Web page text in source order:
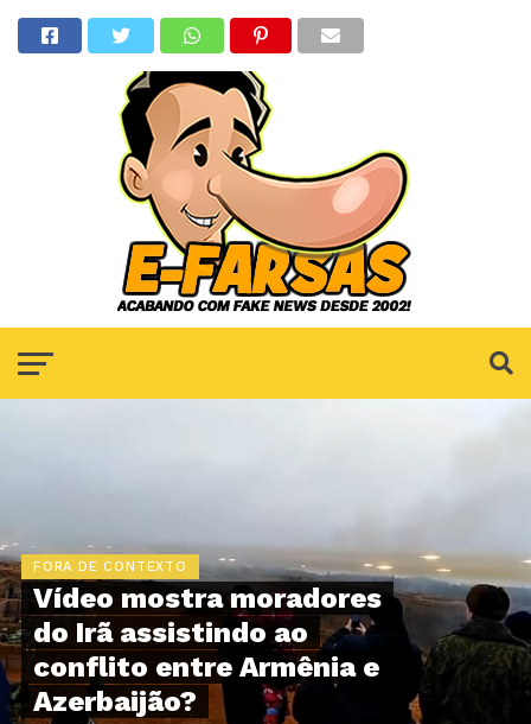
FORA DE CONTEXTO
Vídeo mostra moradores
do Irã assistindo ao
conflito entre Armênia e
Azerbaijão?